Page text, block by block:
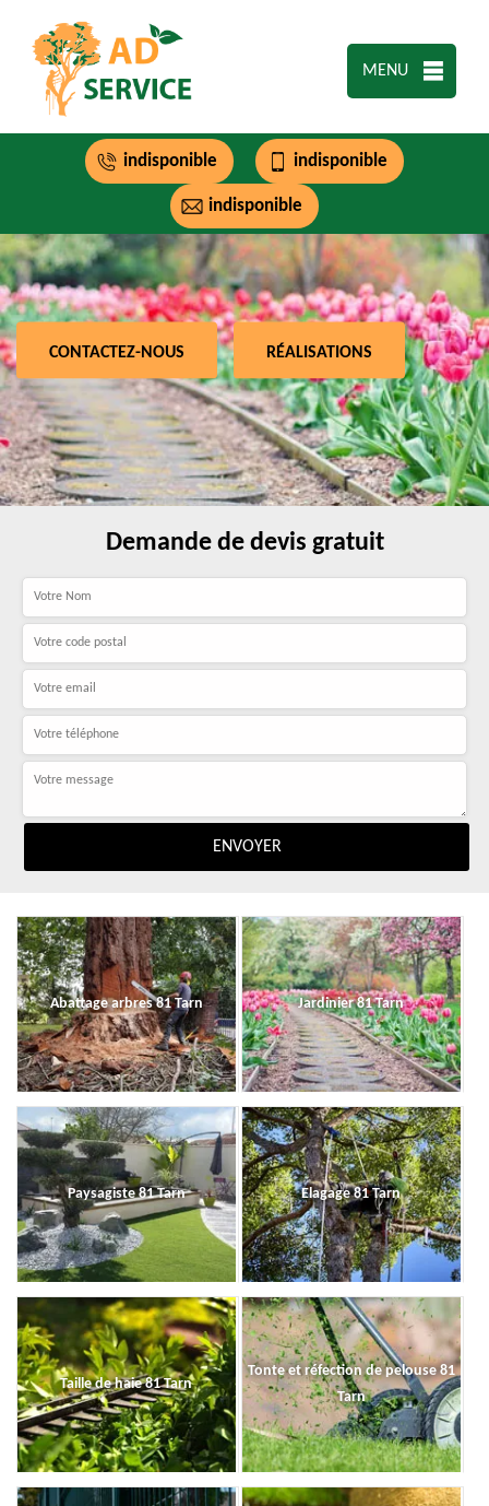
MENU
indisponible indisponible
indisponible
CONTACTEZ-NOUS RÉALISATIONS
Demande de devis gratuit
Abattage arbres 81 Tarn Jardinier 81 Tarn
Paysagiste 81 Tarn Elagage 81 Tarn
Taille de haie 81 Tarn
Tonte et réfection de pelouse 81
Tarn